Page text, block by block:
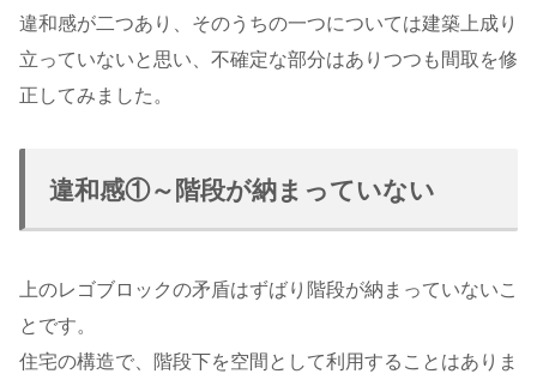
違和感が二つあり、そのうちの一つについては建築上成り
立っていないと思い、不確定な部分はありつつも間取を修
正してみました。
違和感①～階段が納まっていない
上のレゴブロックの矛盾はずばり階段が納まっていないこ
とです。
住宅の構造で、階段下を空間として利用することはありま